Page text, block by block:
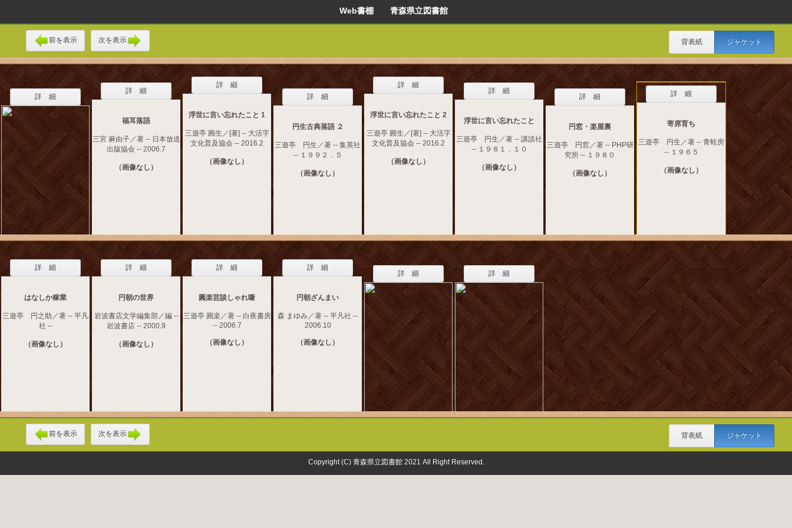
Web書棚 青森県立図書館
前を表示 次を表示 背表紙 ジャケット
詳 細
詳 細
福耳落語
三宮 麻由子／著 -- 日本放送
出版協会 -- 2006.7
（画像なし）
詳 細
浮世に言い忘れたこと 1
三遊亭 圓生／[著] -- 大活字
文化普及協会 -- 2016.2
（画像なし）
詳 細
円生古典落語 ２
三遊亭 円生／著 -- 集英社
-- １９９２．５
（画像なし）
詳 細
浮世に言い忘れたこと 2
三遊亭 圓生／[著] -- 大活字
文化普及協会 -- 2016.2
（画像なし）
詳 細
浮世に言い忘れたこと
三遊亭 円生／著 -- 講談社
-- １９８１．１０
（画像なし）
詳 細
円窓・楽屋裏
三遊亭 円窓／著 -- PHP研
究所 -- １９８０
（画像なし）
詳 細
寄席育ち
三遊亭 円生／著 -- 青蛙房
-- １９６５
（画像なし）
詳 細
はなしか稼業
三遊亭 円之助／著 -- 平凡
社 --
（画像なし）
詳 細
円朝の世界
岩波書店文学編集部／編 --
岩波書店 -- 2000.9
（画像なし）
詳 細
圓楽芸談しゃれ噺
三遊亭 圓楽／著 -- 白夜書房
-- 2006.7
（画像なし）
詳 細
円朝ざんまい
森 まゆみ／著 -- 平凡社 --
2006.10
（画像なし）
詳 細 詳 細
前を表示 次を表示 背表紙 ジャケット
Copyright (C) 青森県立図書館 2021 All Right Reserved.